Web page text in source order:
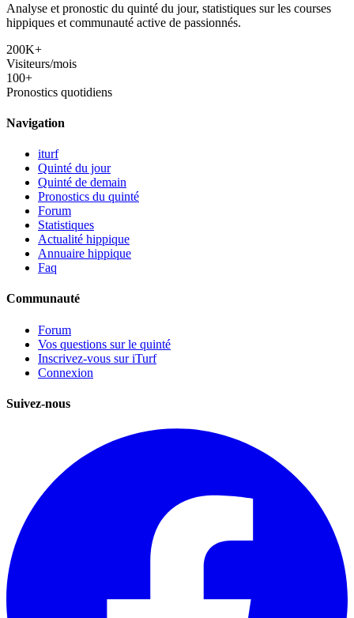
Analyse et pronostic du quinté du jour, statistiques sur les courses
hippiques et communauté active de passionnés.
200K+
Visiteurs/mois
100+
Pronostics quotidiens
Navigation
iturf
Quinté du jour
Quinté de demain
Pronostics du quinté
Forum
Statistiques
Actualité hippique
Annuaire hippique
Faq
Communauté
Forum
Vos questions sur le quinté
Inscrivez-vous sur iTurf
Connexion
Suivez-nous